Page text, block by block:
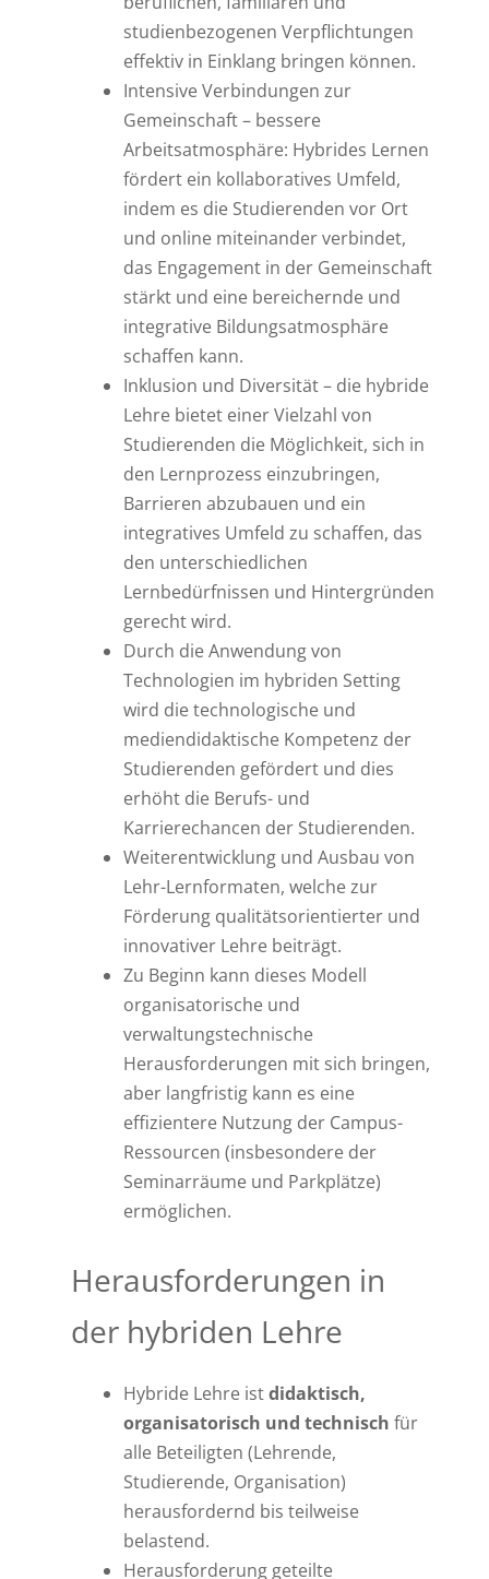
studienbezogenen Verpflichtungen
effektiv in Einklang bringen können.
Intensive Verbindungen zur
Gemeinschaft – bessere
Arbeitsatmosphäre: Hybrides Lernen
fördert ein kollaboratives Umfeld,
indem es die Studierenden vor Ort
und online miteinander verbindet,
das Engagement in der Gemeinschaft
stärkt und eine bereichernde und
integrative Bildungsatmosphäre
schaffen kann.
Inklusion und Diversität – die hybride
Lehre bietet einer Vielzahl von
Studierenden die Möglichkeit, sich in
den Lernprozess einzubringen,
Barrieren abzubauen und ein
integratives Umfeld zu schaffen, das
den unterschiedlichen
Lernbedürfnissen und Hintergründen
gerecht wird.
Durch die Anwendung von
Technologien im hybriden Setting
wird die technologische und
mediendidaktische Kompetenz der
Studierenden gefördert und dies
erhöht die Berufs- und
Karrierechancen der Studierenden.
Weiterentwicklung und Ausbau von
Lehr-Lernformaten, welche zur
Förderung qualitätsorientierter und
innovativer Lehre beiträgt.
Zu Beginn kann dieses Modell
organisatorische und
verwaltungstechnische
Herausforderungen mit sich bringen,
aber langfristig kann es eine
effizientere Nutzung der Campus-
Ressourcen (insbesondere der
Seminarräume und Parkplätze)
ermöglichen.
Herausforderungen in
der hybriden Lehre
Hybride Lehre istdidaktisch,
organisatorisch und technisch für
alle Beteiligten (Lehrende,
Studierende, Organisation)
herausfordernd bis teilweise
belastend.
Herausforderung geteilte